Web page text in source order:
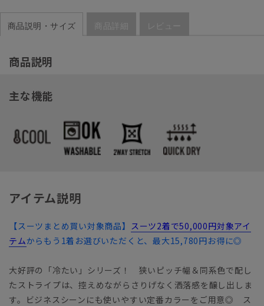
商品説明・サイズ 商品詳細 レビュー
商品説明
主な機能
アイテム説明
【スーツまとめ買い対象商品】 スーツ2着で50,000円対象アイ
テムからもう1着お選びいただくと、最大15,780円お得に◎
大好評の「冷たい」シリーズ！ 狭いピッチ幅＆同系色で配し
たストライプは、控えめながらさりげなく洒落感を醸し出しま
す。ビジネスシーンにも使いやすい定番カラーをご用意◎ ス